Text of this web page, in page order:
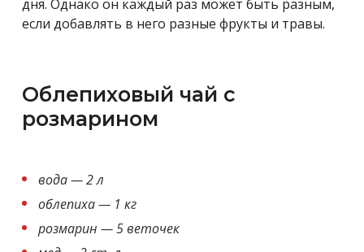
дня. Однако он каждый раз может быть разным,
если добавлять в него разные фрукты и травы.
Облепиховый чай с
розмарином
вода — 2 л
облепиха — 1 кг
розмарин — 5 веточек